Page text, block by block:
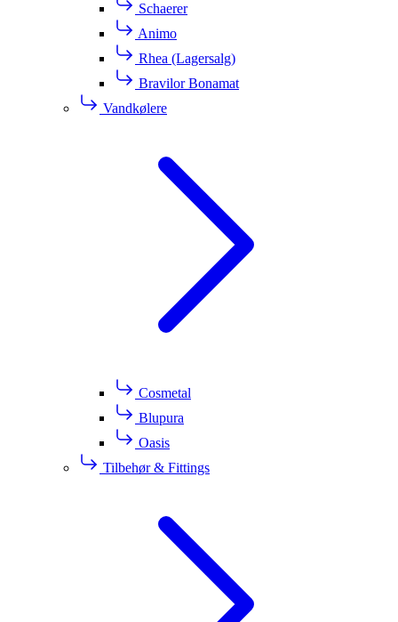
Schaerer
Animo
Rhea (Lagersalg)
Bravilor Bonamat
Vandkølere
Cosmetal
Blupura
Oasis
Tilbehør & Fittings